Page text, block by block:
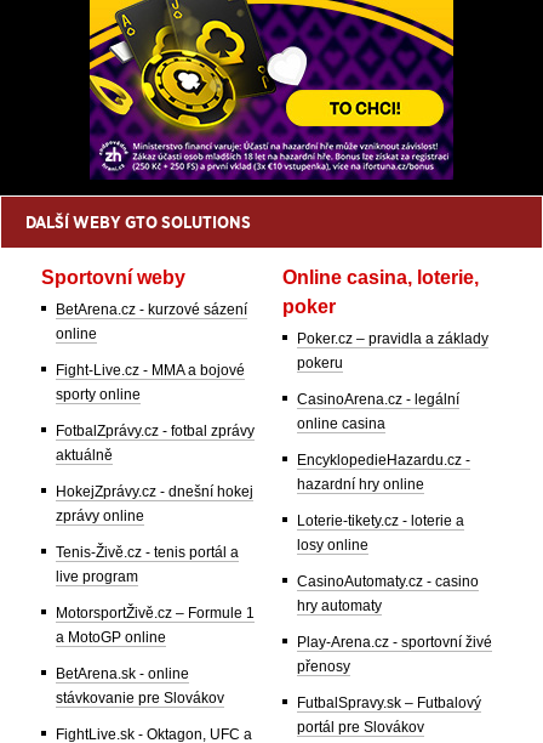
DALŠÍ WEBY GTO SOLUTIONS
Sportovní weby
BetArena.cz - kurzové sázení
online
Fight-Live.cz - MMA a bojové
sporty online
FotbalZprávy.cz - fotbal zprávy
aktuálně
HokejZprávy.cz - dnešní hokej
zprávy online
Tenis-Živě.cz - tenis portál a
live program
MotorsportŽivě.cz – Formule 1
a MotoGP online
BetArena.sk - online
stávkovanie pre Slovákov
FightLive.sk - Oktagon, UFC a
Online casina, loterie,
poker
Poker.cz – pravidla a základy
pokeru
CasinoArena.cz - legální
online casina
EncyklopedieHazardu.cz -
hazardní hry online
Loterie-tikety.cz - loterie a
losy online
CasinoAutomaty.cz - casino
hry automaty
Play-Arena.cz - sportovní živé
přenosy
FutbalSpravy.sk – Futbalový
portál pre Slovákov